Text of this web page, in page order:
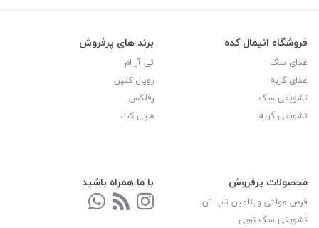
فروشگاه انیمال کده
غذای سگ
غذای گربه
تشویقی سگ
تشویقی گربه
برند های پرفروش
تی آر ام
رویال کنین
رفلکس
هپی کت
محصولات پرفروش
قرص مولتی ویتامین تاپ تن
تشویقی سگ نوبی
با ما همراه باشید